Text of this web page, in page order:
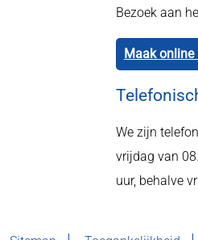
Bezoek aan
Maak
We zijn
vrijdag van
uur, behalve